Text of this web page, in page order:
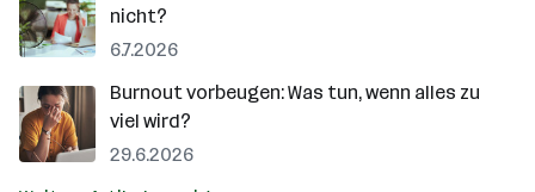
nicht?
6.7.2026
Burnout vorbeugen: Was tun, wenn alles zu
viel wird?
29.6.2026